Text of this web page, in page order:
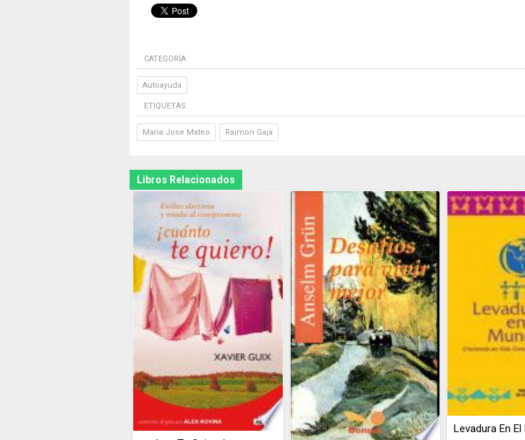
CATEGORÍA
Autoayuda
ETIQUETAS:
Maria Jose Mateo Raimon Gaja
Libros Relacionados
Levadura En El